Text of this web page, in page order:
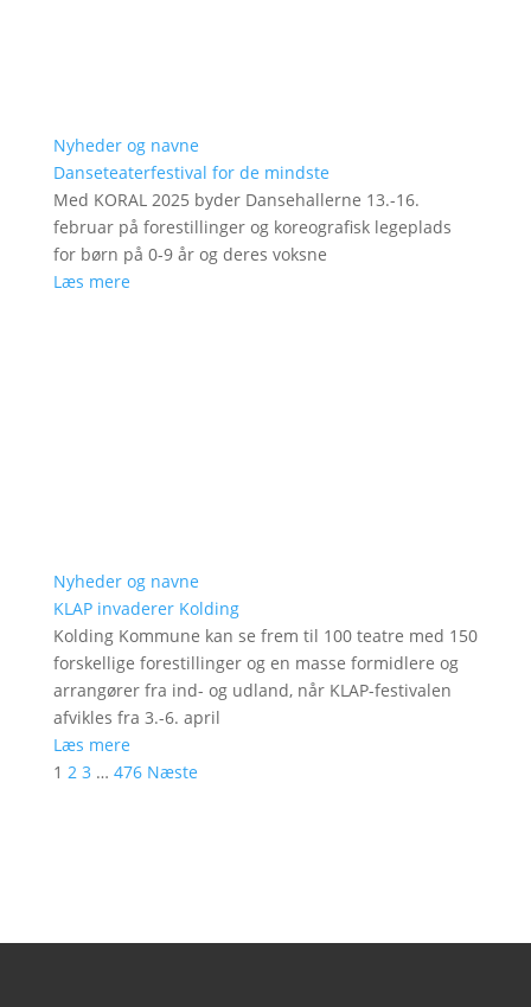
Nyheder og navne
Danseteaterfestival for de mindste
Med KORAL 2025 byder Dansehallerne 13.-16.
februar på forestillinger og koreografisk legeplads
for børn på 0-9 år og deres voksne
Læs mere
Nyheder og navne
KLAP invaderer Kolding
Kolding Kommune kan se frem til 100 teatre med 150
forskellige forestillinger og en masse formidlere og
arrangører fra ind- og udland, når KLAP-festivalen
afvikles fra 3.-6. april
Læs mere
1 2 3 … 476 Næste